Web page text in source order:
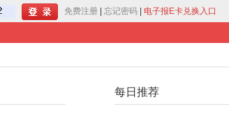
免费注册 忘记密码 电子报E卡兑换入口
每日推荐